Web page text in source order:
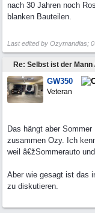
nach 30 Jahren noch
blanken Bauteilen.
Last edited by Ozymandias;
GW350
Veteran
Das hängt aber
zusammen Ozy. Ich
weil â€žSommerauto
Aber wie gesagt ist das
zu diskutieren.